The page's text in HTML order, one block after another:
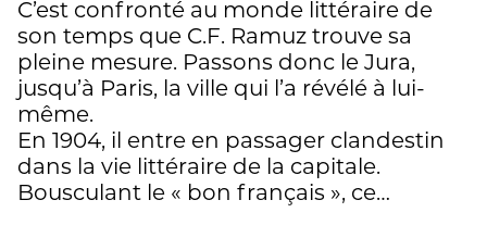
C’est confronté au monde littéraire de
son temps que C.F. Ramuz trouve sa
pleine mesure. Passons donc le Jura,
jusqu’à Paris, la ville qui l’a révélé à lui-
même.
En 1904, il entre en passager clandestin
dans la vie littéraire de la capitale.
Bousculant le « bon français », ce…